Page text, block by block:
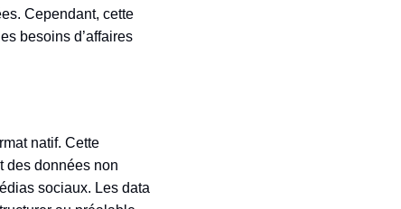
Cependant, cette
besoins d’affaires
natif. Cette
des données non
sociaux. Les data